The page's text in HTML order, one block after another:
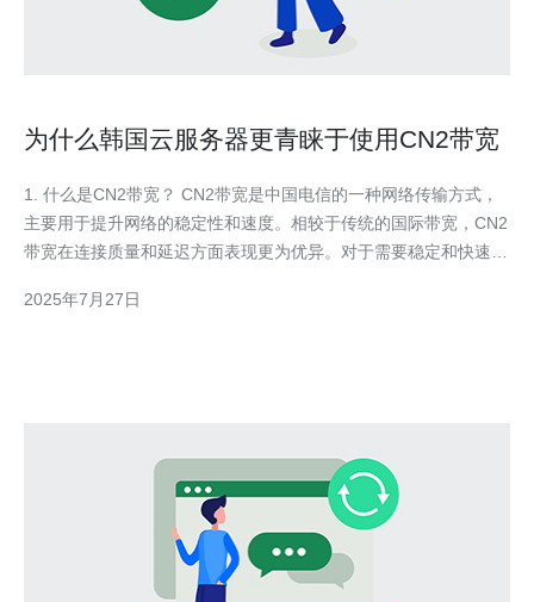
为什么韩国云服务器更青睐于使用CN2带宽
1. 什么是CN2带宽？ CN2带宽是中国电信的一种网络传输方式，
主要用于提升网络的稳定性和速度。相较于传统的国际带宽，CN2
带宽在连接质量和延迟方面表现更为优异。对于需要稳定和快速网
器的优势 韩国云服务器以其高效的网络性能和良好的用户体验受
2025年7月27日